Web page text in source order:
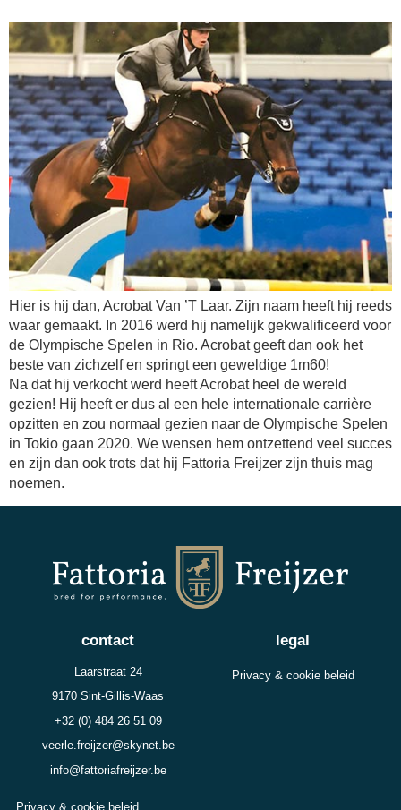
Hier is hij dan, Acrobat Van ’T Laar. Zijn naam heeft hij reeds
waar gemaakt. In 2016 werd hij namelijk gekwalificeerd voor
de Olympische Spelen in Rio. Acrobat geeft dan ook het
beste van zichzelf en springt een geweldige 1m60!
Na dat hij verkocht werd heeft Acrobat heel de wereld
gezien! Hij heeft er dus al een hele internationale carrière
opzitten en zou normaal gezien naar de Olympische Spelen
in Tokio gaan 2020. We wensen hem ontzettend veel succes
en zijn dan ook trots dat hij Fattoria Freijzer zijn thuis mag
noemen.
contact
Laarstraat 24
9170 Sint-Gillis-Waas
+32 (0) 484 26 51 09
veerle.freijzer@skynet.be
info@fattoriafreijzer.be
legal
Privacy & cookie beleid
Privacy & cookie beleid